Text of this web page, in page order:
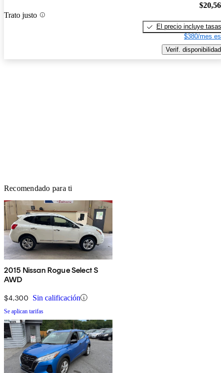
Trato justo
El precio incluye tasas
$380/mes
Verif. disponibilidad
Recomendado para ti
2015 Nissan Rogue Select S
AWD
$4,300 Sin calificación
Se aplican tarifas